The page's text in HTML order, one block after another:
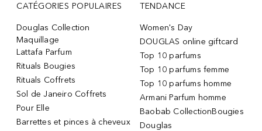
CATÉGORIES POPULAIRES
Douglas Collection
Maquillage
Lattafa Parfum
Rituals Bougies
Rituals Coffrets
Sol de Janeiro Coffrets
Pour Elle
Barrettes et pinces à cheveux
TENDANCE
Women's Day
DOUGLAS online giftcard
Top 10 parfums
Top 10 parfums femme
Top 10 parfums homme
Armani Parfum homme
Baobab CollectionBougies
Douglas